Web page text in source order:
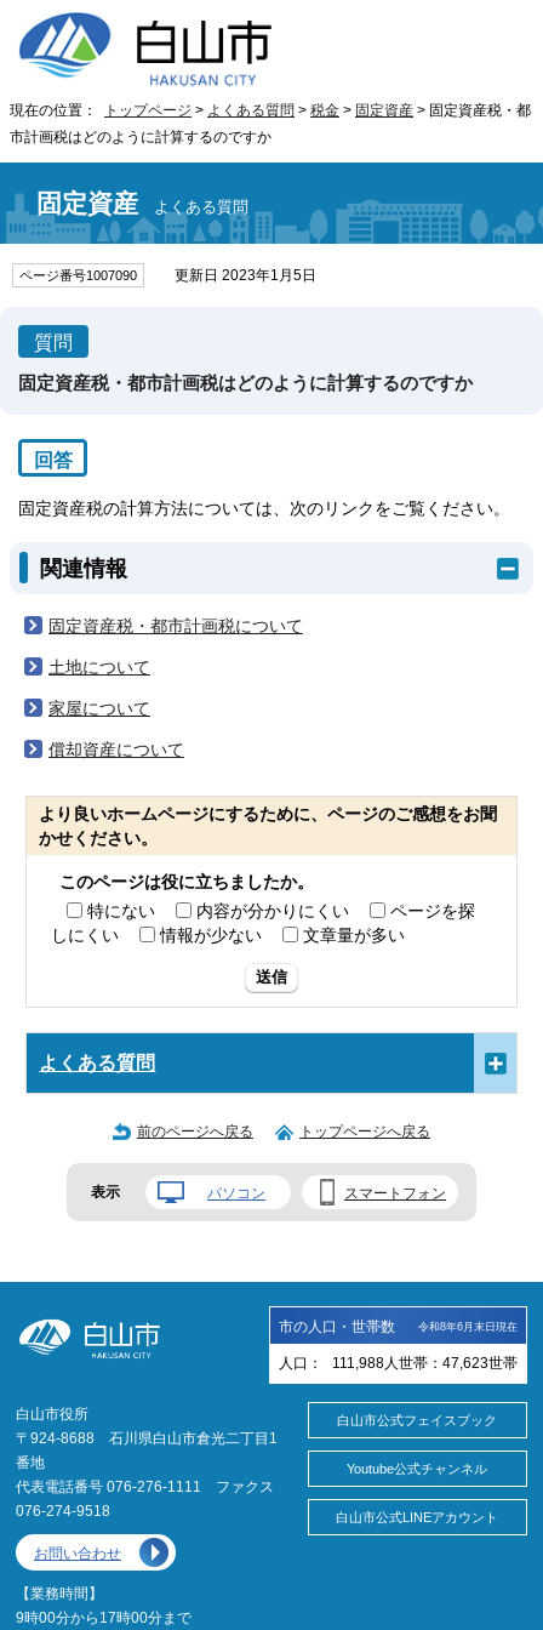
現在の位置： トップページ > よくある質問 > 税金 > 固定資産 > 固定資産税・都
市計画税はどのように計算するのですか
固定資産 よくある質問
ページ番号1007090 更新日 2023年1月5日
質問
固定資産税・都市計画税はどのように計算するのですか
回答
固定資産税の計算方法については、次のリンクをご覧ください。
関連情報
固定資産税・都市計画税について
土地について
家屋について
償却資産について
より良いホームページにするために、ページのご感想をお聞
かせください。
このページは役に立ちましたか。
特にない
内容が分かりにくい
ページを探
しにくい
情報が少ない 文章量が多い
送信
よくある質問
前のページへ戻る トップページへ戻る
表示 パソコン スマートフォン
市の人口・世帯数 令和8年6月末日現在
人口： 111,988 人 世帯： 47,623世帯
白山市役所
〒924-8688 石川県白山市倉光二丁目1
番地
代表電話番号 076-276-1111 ファクス
076-274-9518
お問い合わせ
【業務時間】
9時00分から17時00分まで
白山市公式フェイスブック
Youtube公式チャンネル
白山市公式LINEアカウント